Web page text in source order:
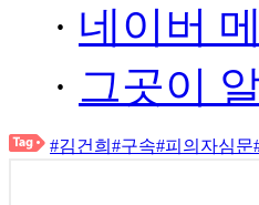
· 네이버
· 그곳이
#김건희 #구속#피의자심문